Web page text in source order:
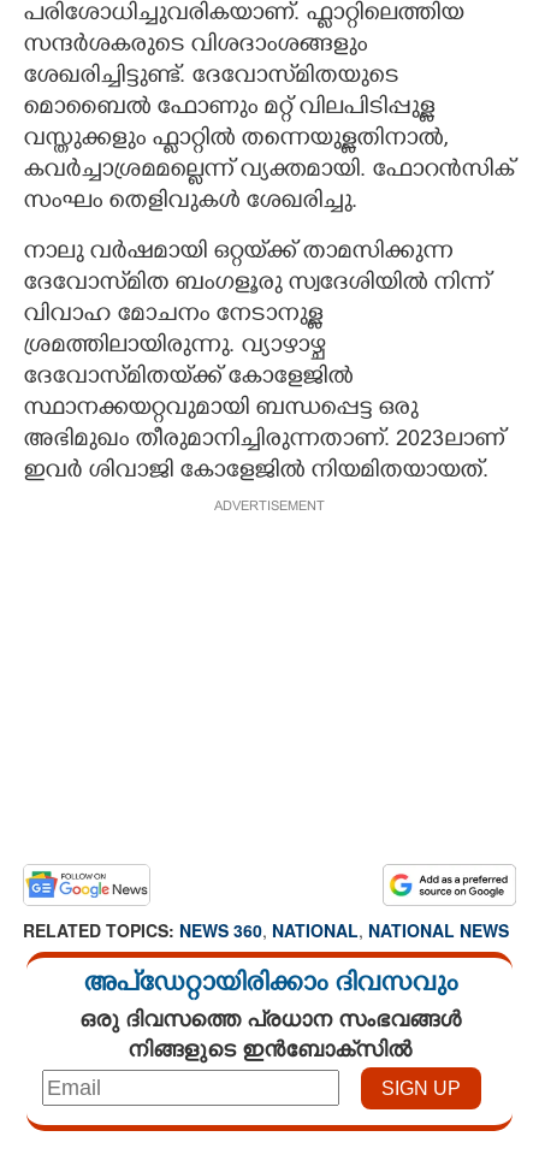
പരിശോധിച്ചുവരികയാണ്. ഫ്ളാറ്റിലെത്തിയ
സന്ദർശകരുടെ വിശദാംശങ്ങളും
ശേഖരിച്ചിട്ടുണ്ട്. ദേവോസ്‌മിതയുടെ
മൊബൈൽ ഫോണും മറ്റ് വിലപിടിപ്പുള്ള
വസ്തുക്കളും ഫ്ലാറ്റിൽ തന്നെയുള്ളതിനാൽ,
കവർച്ചാശ്രമമല്ലെന്ന് വ്യക്തമായി. ഫോറൻസിക്
സംഘം തെളിവുകൾ ശേഖരിച്ചു.
നാലു വർഷമായി ഒറ്റയ്‌ക്ക് താമസിക്കുന്ന
ദേവോസ്‌മിത ബംഗളൂരു സ്വദേശിയിൽ നിന്ന്
വിവാഹ മോചനം നേടാനുള്ള
ശ്രമത്തിലായിരുന്നു. വ്യാഴാഴ്ച
ദേവോസ്‌മിതയ്‌ക്ക് കോളേജിൽ
സ്ഥാനക്കയറ്റവുമായി ബന്ധപ്പെട്ട ഒരു
അഭിമുഖം തീരുമാനിച്ചിരുന്നതാണ്. 2023ലാണ്
ഇവർ ശിവാജി കോളേജിൽ നിയമിതയായത്.
ADVERTISEMENT
RELATED TOPICS: NEWS 360, NATIONAL, NATIONAL NEWS
അപ്ഡേറ്റായിരിക്കാം ദിവസവും
ഒരു ദിവസത്തെ പ്രധാന സംഭവങ്ങൾ
നിങ്ങളുടെ ഇൻബോക്സിൽ